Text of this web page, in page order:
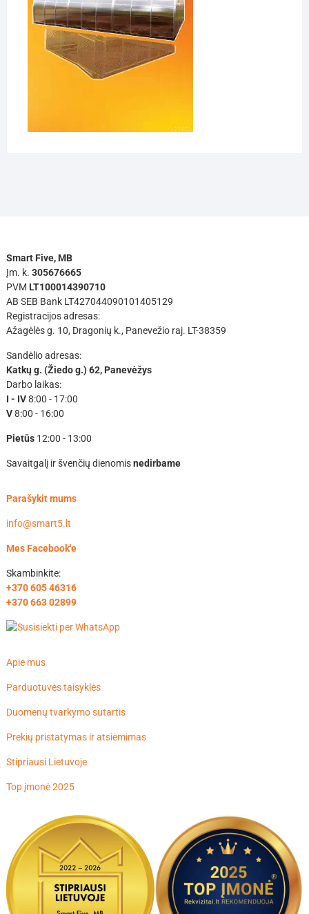
Smart Five, MB
Įm. k. 305676665
PVM LT100014390710
AB SEB Bank LT427044090101405129
Registracijos adresas:
Ažagėlės g. 10, Dragonių k., Panevežio raj. LT-38359
Sandėlio adresas:
Katkų g. (Žiedo g.) 62, Panevėžys
Darbo laikas:
I - IV8:00 - 17:00
V8:00 - 16:00
Pietūs12:00 - 13:00
Savaitgalį ir švenčių dienomisnedirbame
Parašykit mums
info@smart5.lt
Mes Facebook'e
Skambinkite:
+370 605 46316
+370 663 02899
Apie mus
Parduotuvės taisyklės
Duomenų tvarkymo sutartis
Prekių pristatymas ir atsiėmimas
Stipriausi Lietuvoje
Top įmonė 2025